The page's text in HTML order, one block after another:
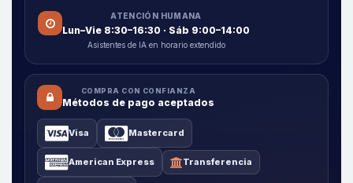
ATENCIÓN HUMANA
Lun–Vie 8:30–16:30 · Sáb 9:00–14:00
Asistentes de IA en horario extendido
COMPRA CON CONFIANZA
Métodos de pago aceptados
Visa Mastercard
American Express Transferencia